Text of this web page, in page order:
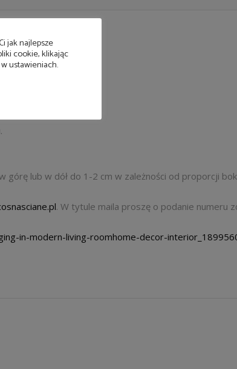
górę lub w dół do 1-2 cm w zależności od proporcji
. W tytule maila proszę o podanie numeru
in-modern-living-roomhome-decor-
jak najlepsze
cookie, klikając
ustawieniach.